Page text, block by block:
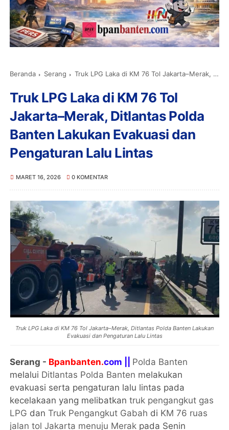
Beranda Serang Truk LPG Laka di KM 76 Tol Jakarta–Merak, Ditlantas Polda Banten Lakukan Evakuasi dan Pengaturan Lalu Lintas
Truk LPG Laka di KM 76 Tol
Jakarta–Merak, Ditlantas Polda
Banten Lakukan Evakuasi dan
Pengaturan Lalu Lintas
MARET 16, 2026 0 KOMENTAR
Truk LPG Laka di KM 76 Tol Jakarta–Merak, Ditlantas Polda Banten Lakukan
Evakuasi dan Pengaturan Lalu Lintas
Serang - Bpanbanten.com || Polda Banten
melalui Ditlantas Polda Banten melakukan
evakuasi serta pengaturan lalu lintas pada
kecelakaan yang melibatkantruk pengangkut gas
LPG danTruk Pengangkut Gabah di KM 76 ruas
jalan tol Jakarta menuju Merak pada Senin